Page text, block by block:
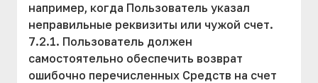
например, когда Пользователь указал
неправильные реквизиты или чужой счет.
7.2.1. Пользователь должен
самостоятельно обеспечить возврат
ошибочно перечисленных Средств на счет